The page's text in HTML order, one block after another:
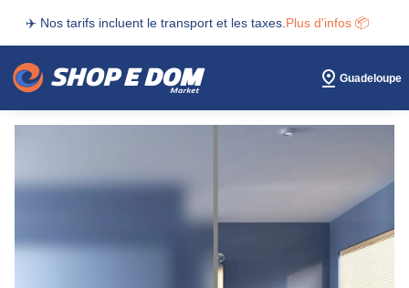
✈️ Nos tarifs incluent le transport et les taxes. Plus d'infos 📦
Guadeloupe